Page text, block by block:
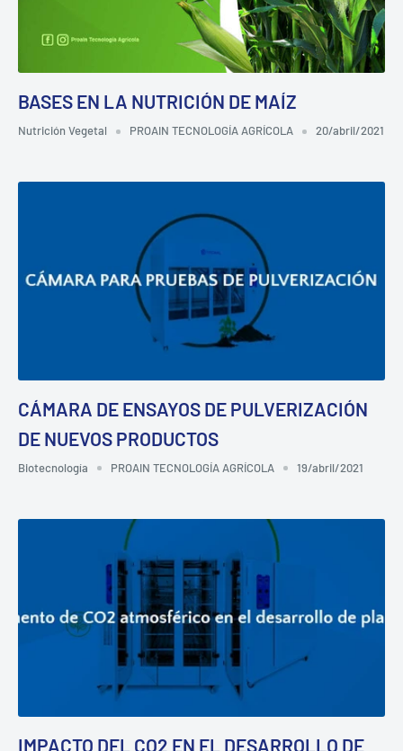
BASES EN LA NUTRICIÓN DE MAÍZ
Nutrición Vegetal PROAIN TECNOLOGÍA AGRÍCOLA 20/abril/2021
CÁMARA DE ENSAYOS DE PULVERIZACIÓN
DE NUEVOS PRODUCTOS
Biotecnología PROAIN TECNOLOGÍA AGRÍCOLA 19/abril/2021
IMPACTO DEL CO2 EN EL DESARROLLO DE